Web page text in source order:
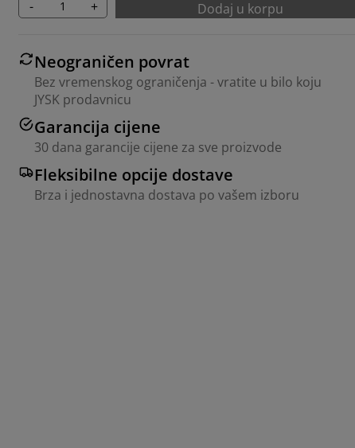
- + Dodaj u korpu
Neograničen povrat
Bez vremenskog ograničenja - vratite u bilo koju
JYSK prodavnicu
Garancija cijene
30 dana garancije cijene za sve proizvode
Fleksibilne opcije dostave
Brza i jednostavna dostava po vašem izboru